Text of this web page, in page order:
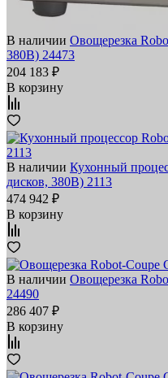
В наличии Овощерезка
380В) 24473
204 183 ₽
В корзину
В наличии Кухонный
дисков, 380В) 2113
474 942 ₽
В корзину
В наличии Овощерезка
24490
286 407 ₽
В корзину